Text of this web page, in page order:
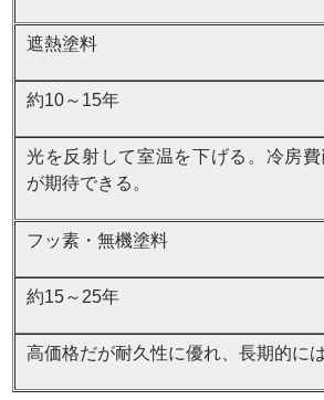
遮熱塗料
約10～15年
光を反射して室温を下げる。冷房
が期待できる。
フッ素・無機塗料
約15～25年
高価格だが耐久性に優れ、長期的に